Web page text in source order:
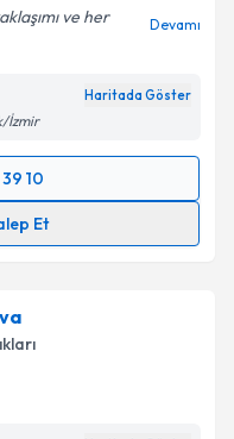
ilişkin
verilerimin belirtilen
ediyorum.
Gönder
ve her
Devamı
Haritada Göster
İzmir
10
Et
e-posta ile